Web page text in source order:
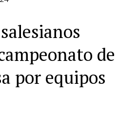
de
por equipos